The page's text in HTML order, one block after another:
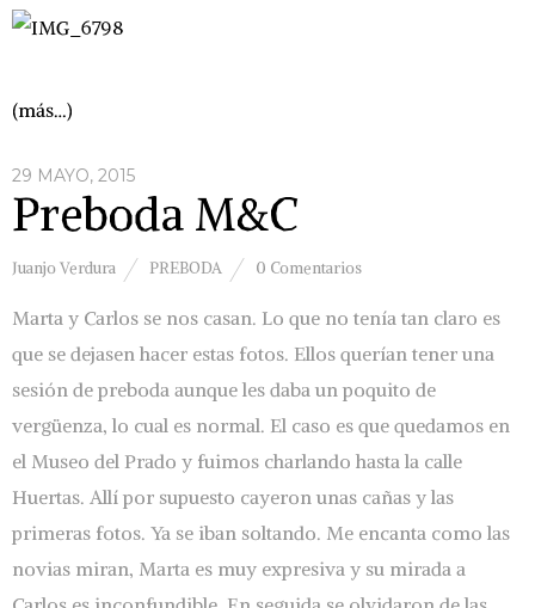
(más…)
29 MAYO, 2015
Preboda M&C
Juanjo Verdura PREBODA 0 Comentarios
Marta y Carlos se nos casan. Lo que no tenía tan claro es
que se dejasen hacer estas fotos. Ellos querían tener una
sesión de preboda aunque les daba un poquito de
vergüenza, lo cual es normal. El caso es que quedamos en
el Museo del Prado y fuimos charlando hasta la calle
Huertas. Allí por supuesto cayeron unas cañas y las
primeras fotos. Ya se iban soltando. Me encanta como las
novias miran, Marta es muy expresiva y su mirada a